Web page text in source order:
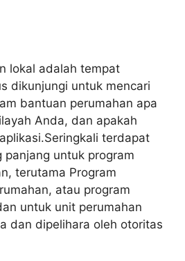
lokal adalah tempat
dikunjungi untuk mencari
bantuan perumahan apa
Anda, dan apakah
terdapat
untuk program
terutama Program
atau program
untuk unit perumahan
dan dipelihara oleh otoritas